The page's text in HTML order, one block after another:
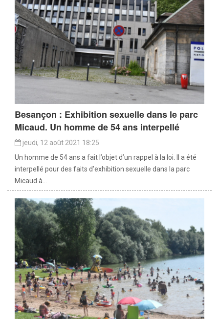
Besançon : Exhibition sexuelle dans le parc
Micaud. Un homme de 54 ans interpellé
jeudi, 12 août 2021 18:25
Un homme de 54 ans a fait l’objet d’un rappel à la loi. Il a été
interpellé pour des faits d’exhibition sexuelle dans la parc
Micaud à...